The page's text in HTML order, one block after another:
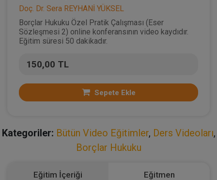
Doç. Dr. Sera REYHANİ YÜKSEL
Borçlar Hukuku Özel Pratik Çalışması (Eser
Sözleşmesi 2) online konferansının video kaydıdır.
Eğitim süresi 50 dakikadır.
150,00 TL
Sepete Ekle
Kategoriler: Bütün Video Eğitimler, Ders Videoları,
Borçlar Hukuku
Eğitim İçeriği Eğitmen